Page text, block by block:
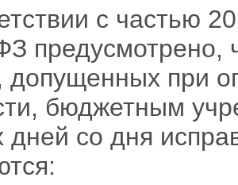
с частью
предусмотрено,
допущенных при
бюджетным
дней со дня